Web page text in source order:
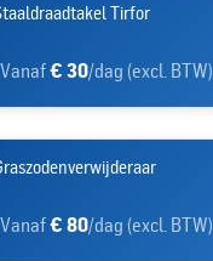
Tirfor
Vanaf€ 30/dag (excl. BTW)
Vanaf€ 80/dag (excl. BTW)